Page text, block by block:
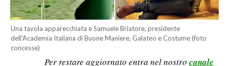
CALCIO REGIONALE
BASKET
VOLLEY
MOTORI
Una tavola apparecchiata e Samuele Briatore, presidente
dell'Academia Italiana di Buone Maniere, Galateo e Costume (foto
concesse)
Per restare aggiornato entra nel nostro canale